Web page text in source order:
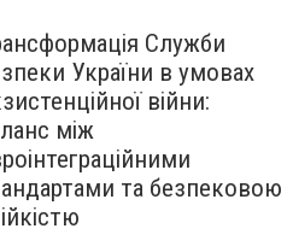
Служби
України в умовах
війни:
між
та безпековою